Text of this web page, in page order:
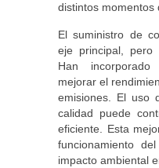
distintos momentos
El suministro de
eje principal, pero
Han
mejorar el
emisiones. El uso
calidad puede
eficiente. Esta
funcionamiento
impacto ambiental